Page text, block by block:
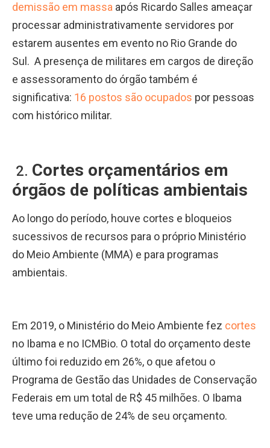
demissão em massa após Ricardo Salles ameaçar
processar administrativamente servidores por
estarem ausentes em evento no Rio Grande do
Sul. A presença de militares em cargos de direção
e assessoramento do órgão também é
significativa: 16 postos são ocupados por pessoas
com histórico militar.
2. Cortes orçamentários em
órgãos de políticas ambientais
Ao longo do período, houve cortes e bloqueios
sucessivos de recursos para o próprio Ministério
do Meio Ambiente (MMA) e para programas
ambientais.
Em 2019, o Ministério do Meio Ambiente fez cortes
no Ibama e no ICMBio. O total do orçamento deste
último foi reduzido em 26%, o que afetou o
Programa de Gestão das Unidades de Conservação
Federais em um total de R$ 45 milhões. O Ibama
teve uma redução de 24% de seu orçamento.